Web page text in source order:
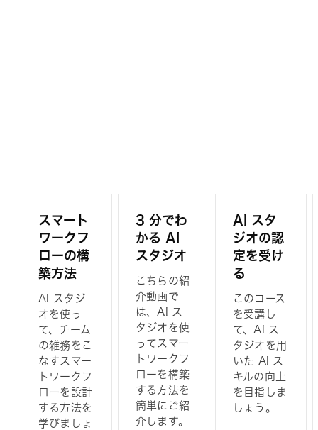
スマート
ワークフ
ローの構
築方法
AI スタジ
オを使っ
て、チーム
の雑務をこ
なすスマー
トワークフ
ローを設計
する方法を
学びましょ
3 分でわ
かる AI
スタジオ
こちらの紹
介動画で
は、AI ス
タジオを使
ってスマー
トワークフ
ローを構築
する方法を
簡単にご紹
介します。
AI スタ
ジオの認
定を受け
る
このコース
を受講し
て、AI ス
タジオを用
いた AI ス
キルの向上
を目指しま
しょう。